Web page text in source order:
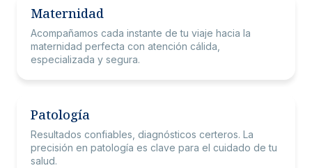
Maternidad
Acompañamos cada instante de tu viaje hacia la
maternidad perfecta con atención cálida,
especializada y segura.
Patología
Resultados confiables, diagnósticos certeros. La
precisión en patología es clave para el cuidado de tu
salud.